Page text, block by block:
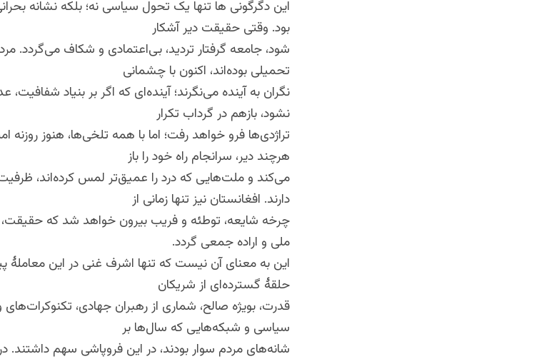
این دگرگونی ها تنها یک تحول سیاسی نه؛ بلکه نشانه
بود. وقتی حقیقت دیر آشکار
شود، جامعه گرفتار تردید، بی‌اعتمادی و شکاف می‌گردد.
تحمیلی بوده‌اند، اکنون با چشمانی
نگران به آینده می‌نگرند؛ آینده‌ای که اگر بر بنیاد
نشود، بازهم در گرداب تکرار
تراژدی‌ها فرو خواهد رفت؛ اما با همه تلخی‌ها، هنوز
هرچند دیر، سرانجام راه خود را باز
می‌کند و ملت‌هایی که درد را عمیق‌تر لمس کرده‌اند، ظرفیت
دارند. افغانستان نیز تنها زمانی از
چرخه شایعه، توطئه و فریب بیرون خواهد شد که حقیقت،
ملی و اراده جمعی گردد.
این به معنای آن نیست که تنها اشرف غنی در این معاملهٔ
حلقهٔ گسترده‌ای از شریکان
قدرت، بویژه صالح، شماری از رهبران جهادی،
سیاسی و شبکه‌هایی که سال‌ها بر
شانه‌های مردم سوار بودند، در این فروپاشی سهم داشتند.